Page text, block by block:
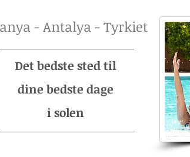
- Antalya - Tyrkiet
Det bedste sted til
dine bedste dage
i solen